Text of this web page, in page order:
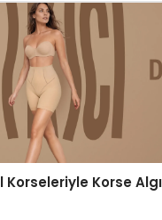
Korse